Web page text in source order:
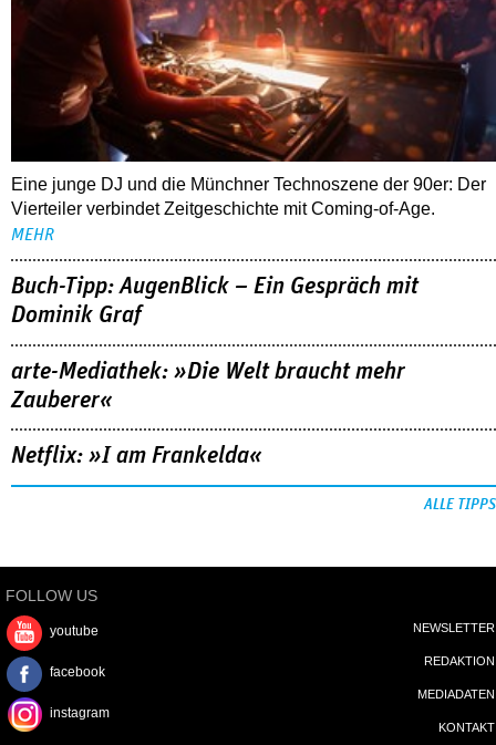
Eine junge DJ und die Münchner Technoszene der 90er: Der
Vierteiler verbindet Zeitgeschichte mit Coming-of-Age.
MEHR
Buch-Tipp: AugenBlick – Ein Gespräch mit
Dominik Graf
Zauberer«
Netflix: »I am Frankelda«